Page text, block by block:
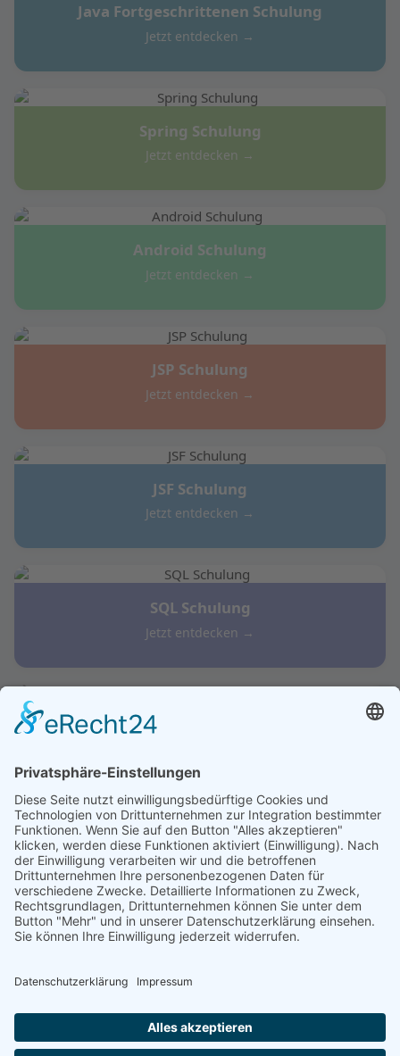
Java Fortgeschrittenen Schulung
Jetzt entdecken →
Spring Schulung
Jetzt entdecken →
Android Schulung
Jetzt entdecken →
JSP Schulung
Jetzt entdecken →
JSF Schulung
Jetzt entdecken →
SQL Schulung
Jetzt entdecken →
Java Swing Schulung
Scrum Schulung
Jetzt entdecken →
Zur Übersicht →